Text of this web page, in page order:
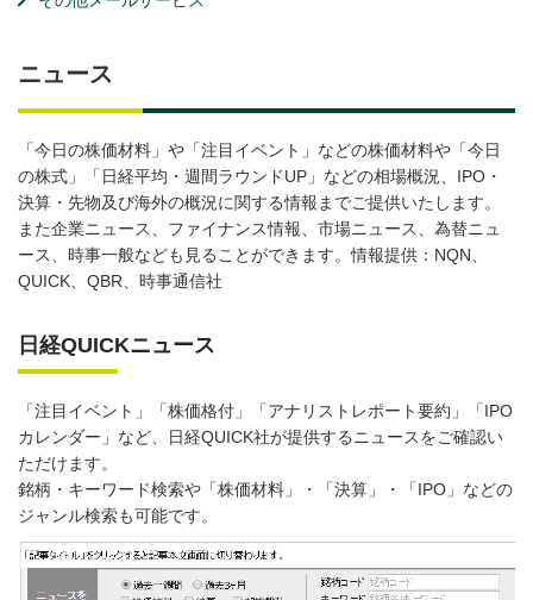
ニュース
「今日の株価材料」や「注目イベント」などの株価材料や「今日
の株式」「日経平均・週間ラウンドUP」などの相場概況、IPO・
決算・先物及び海外の概況に関する情報までご提供いたします。
また企業ニュース、ファイナンス情報、市場ニュース、為替ニュ
ース、時事一般なども見ることができます。情報提供：NQN、
QUICK、QBR、時事通信社
日経QUICKニュース
「注目イベント」「株価格付」「アナリストレポート要約」「IPO
カレンダー」など、日経QUICK社が提供するニュースをご確認い
ただけます。
銘柄・キーワード検索や「株価材料」・「決算」・「IPO」などの
ジャンル検索も可能です。